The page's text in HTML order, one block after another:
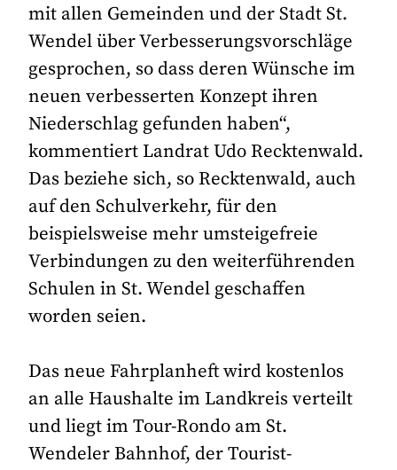
mit allen Gemeinden und der Stadt St.
Wendel über Verbesserungsvorschläge
gesprochen, so dass deren Wünsche im
neuen verbesserten Konzept ihren
Niederschlag gefunden haben“,
kommentiert Landrat Udo Recktenwald.
Das beziehe sich, so Recktenwald, auch
auf den Schulverkehr, für den
beispielsweise mehr umsteigefreie
Verbindungen zu den weiterführenden
Schulen in St. Wendel geschaffen
worden seien.
Das neue Fahrplanheft wird kostenlos
an alle Haushalte im Landkreis verteilt
und liegt im Tour-Rondo am St.
Wendeler Bahnhof, der Tourist-